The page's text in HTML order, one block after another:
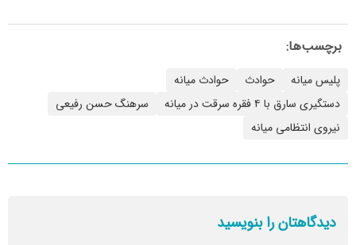
برچسب‌ها:
پلیس میانه حوادث
حوادث میانه
دستگیری سارق با ۴ فقره سرقت در میانه
سرهنگ حسن رفیعی
نیروی انتظامی میانه
دیدگاهتان را بنویسید